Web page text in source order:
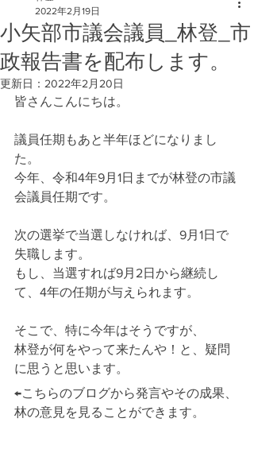
←こちらのブログから発言やその成果、
林の意見を見ることができます。